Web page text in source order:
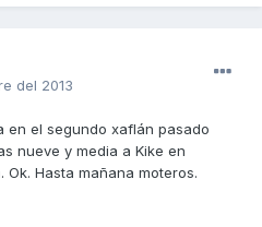
del 2013
en el segundo xaflán pasado
nueve y media a Kike en
Hasta mañana moteros.